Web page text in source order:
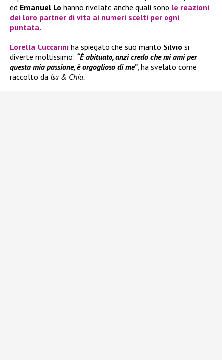
ed Emanuel Lo hanno rivelato anche quali sono le reazioni
dei loro partner di vita ai numeri scelti per ogni
puntata.
Lorella Cuccarini ha spiegato che suo marito Silvio si
diverte moltissimo: “È abituato, anzi credo che mi ami per
questa mia passione, è orgoglioso di me”, ha svelato come
raccolto da Isa & Chia.